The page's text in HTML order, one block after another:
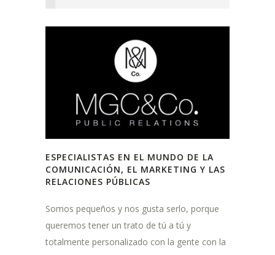
ESPECIALISTAS EN EL MUNDO DE LA
COMUNICACIÓN, EL MARKETING Y LAS
RELACIONES PÚBLICAS
Somos pequeños y nos gusta serlo, porque
queremos tener un trato de tú a tú y
totalmente personalizado con la gente con la